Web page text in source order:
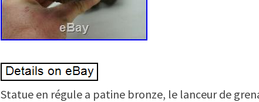
Statue en régule a patine bronze, le lanceur de